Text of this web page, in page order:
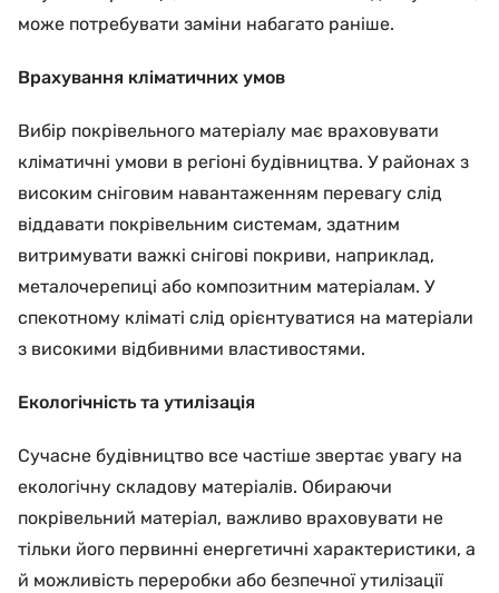
може потребувати заміни набагато раніше.
Врахування кліматичних умов
Вибір покрівельного матеріалу має враховувати
кліматичні умови в регіоні будівництва. У районах з
високим сніговим навантаженням перевагу слід
віддавати покрівельним системам, здатним
витримувати важкі снігові покриви, наприклад,
металочерепиці або композитним матеріалам. У
спекотному кліматі слід орієнтуватися на матеріали
з високими відбивними властивостями.
Екологічність та утилізація
Сучасне будівництво все частіше звертає увагу на
екологічну складову матеріалів. Обираючи
покрівельний матеріал, важливо враховувати не
тільки його первинні енергетичні характеристики, а
й можливість переробки або безпечної утилізації